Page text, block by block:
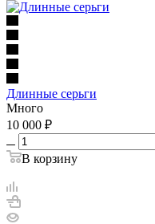
Длинные серьги
Много
10 000 ₽
В корзину